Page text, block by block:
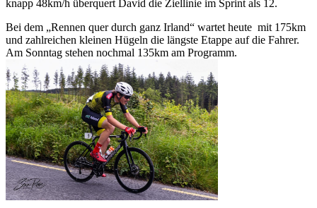
knapp 48km/h überquert David die Ziellinie im Sprint als 12.
Bei dem „Rennen quer durch ganz Irland“ wartet heute mit 175km
und zahlreichen kleinen Hügeln die längste Etappe auf die Fahrer.
Am Sonntag stehen nochmal 135km am Programm.